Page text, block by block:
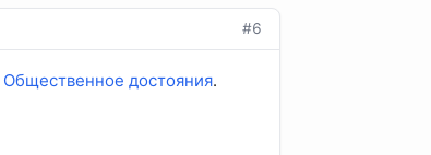
#6
Общественное достояния.